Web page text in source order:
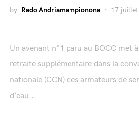
by Rado Andriamampionona 17
Un avenant n°1 paru au BOCC met
retraite supplémentaire dans la
nationale (CCN) des armateurs de
d’eau...